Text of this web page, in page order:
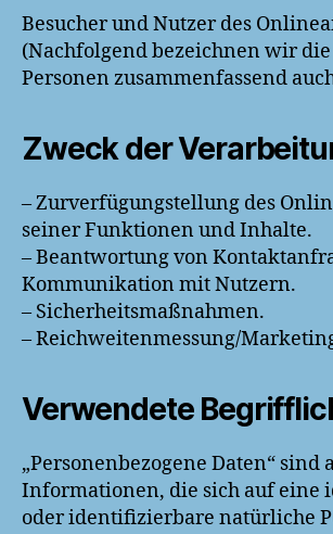
Besucher und Nutzer des
(Nachfolgend bezeichnen wir
Personen zusammenfassend
Zweck der
– Zurverfügungstellung des
seiner Funktionen und Inhalte.
– Beantwortung von
Kommunikation mit Nutzern.
– Sicherheitsmaßnahmen.
– Reichweitenmessung/
Verwendete
„Personenbezogene Daten“ sind
Informationen, die sich auf eine
oder identifizierbare natürliche